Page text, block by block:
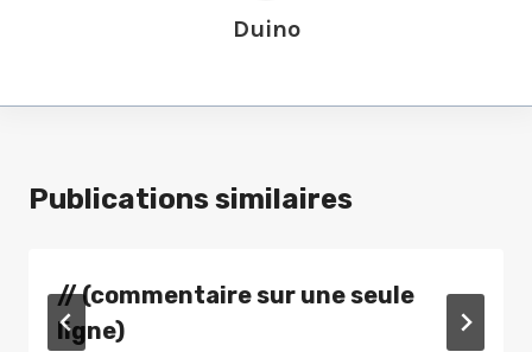
Duino
Publications similaires
// (commentaire sur une seule
ligne)